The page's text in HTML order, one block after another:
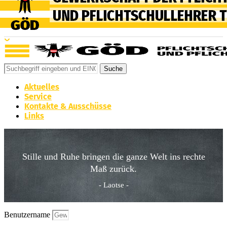
Suche
Aktuelles
Service
Kontakte & Ausschüsse
Links
Stille und Ruhe bringen die ganze Welt ins rechte
Maß zurück.
- Laotse -
Benutzername